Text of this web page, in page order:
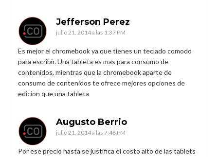
Jefferson Perez
julio 21, 2014 a las 1:37 PM
Es mejor el chromebook ya que tienes un teclado comodo
para escribir. Una tableta es mas para consumo de
contenidos, mientras que la chromebook aparte de
consumo de contenidos te ofrece mejores opciones de
edicion que una tableta
Augusto Berrio
julio 21, 2014 a las 7:48 PM
Por ese precio hasta se justifica el costo alto de las tablets